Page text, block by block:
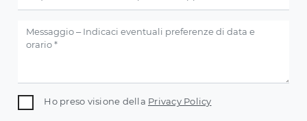
Ho preso visione della Privacy Policy